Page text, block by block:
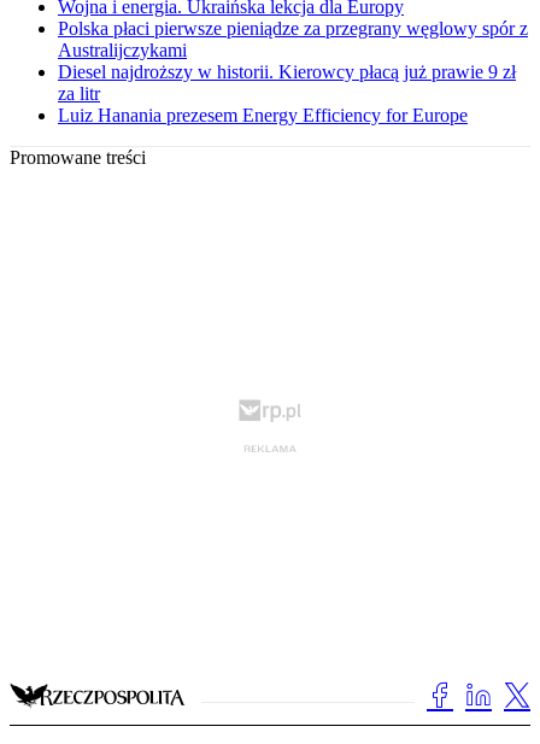
Wojna i energia. Ukraińska lekcja dla Europy
Polska płaci pierwsze pieniądze za przegrany węglowy spór z
Australijczykami
Diesel najdroższy w historii. Kierowcy płacą już prawie 9 zł
za litr
Luiz Hanania prezesem Energy Efficiency for Europe
Promowane treści